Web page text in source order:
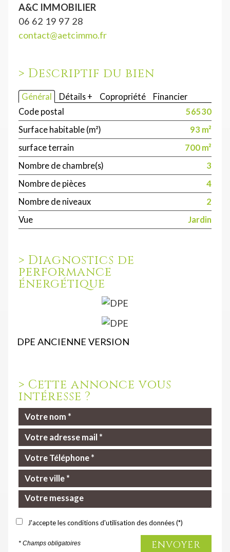
A&C IMMOBILIER
06 62 19 97 28
contact@aetcimmo.fr
> Descriptif du bien
Général Détails + Copropriété
Financier
Code postal
56530
Surface habitable (m²)
93 m²
surface terrain
700 m²
Nombre de chambre(s)
3
Nombre de pièces
4
Nombre de niveaux
2
Vue
Jardin
> Diagnostics de
performance
énergétique
DPE ANCIENNE VERSION
> Cette annonce vous
intéresse ?
J'accepte les conditions d'utilisation des données (*)
* Champs obligatoires ENVOYER